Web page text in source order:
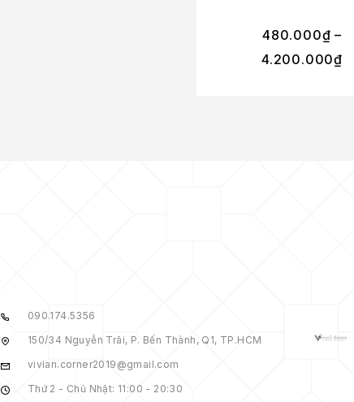
480.000₫ –
4.200.000₫
090.174.5356
150/34 Nguyễn Trãi, P. Bến Thành, Q1, TP.HCM
vivian.corner2019@gmail.com
Thứ 2 - Chủ Nhật: 11:00 - 20:30